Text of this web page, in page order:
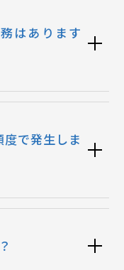
はあります
で発生しま